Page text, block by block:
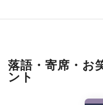
落語・寄席・お
ント